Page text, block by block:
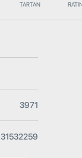
TARTAN
3971
31532259